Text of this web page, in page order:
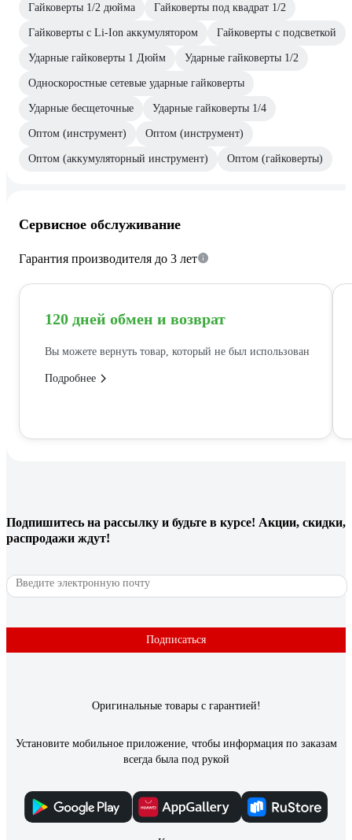
Гайковерты 1/2 дюйма Гайковерты под квадрат 1/2
Гайковерты с Li-Ion аккумулятором Гайковерты с подсветкой
Ударные гайковерты 1 Дюйм Ударные гайковерты 1/2
Односкоростные сетевые ударные гайковерты
Ударные бесщеточные Ударные гайковерты 1/4
Оптом (инструмент) Оптом (инструмент)
Оптом (аккумуляторный инструмент) Оптом (гайковерты)
Сервисное обслуживание
Гарантия производителя до 3 лет
120 дней обмен и возврат
Вы можете вернуть товар, который не был использован
Подробнее
Подпишитесь на рассылку и будьте в курсе! Акции, скидки,
распродажи ждут!
Подписаться
Оригинальные товары с гарантией!
Установите мобильное приложение, чтобы информация по заказам
всегда была под рукой